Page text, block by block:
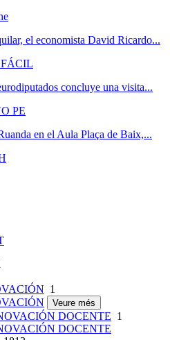
el economista David Ricardo...
concluye una visita...
PE
en el Aula Plaça de Baix,...
1
Veure més
DOCENTE 1
DOCENTE